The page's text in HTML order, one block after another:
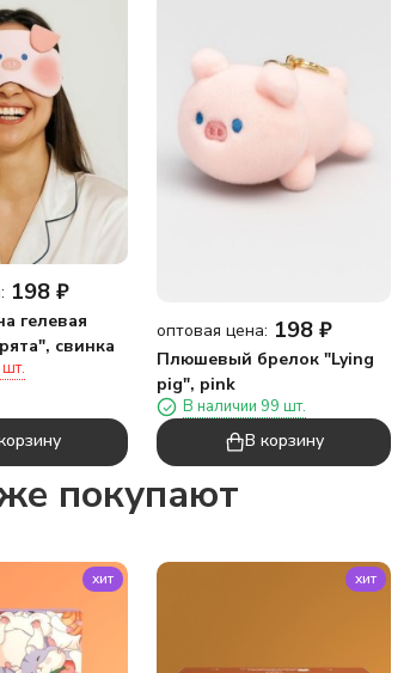
198 ₽
гелевая
свинка
оптовая цена: 198 ₽
Плюшевый брелок "Lying
pig", pink
В наличии 99 шт.
В корзину
покупают
хит хит